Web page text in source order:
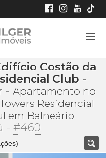
Costão da
Club -
- Apartamento no
Residencial
em Balneário
- #460